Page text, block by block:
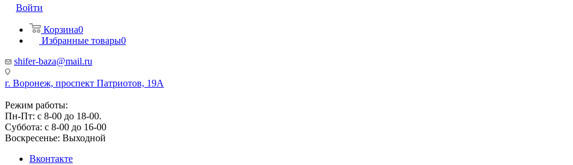
Войти
Корзина0
Избранные товары0
shifer-baza@mail.ru
г. Воронеж, проспект Патриотов, 19А
Режим работы:
Пн-Пт: с 8-00 до 18-00.
Суббота: с 8-00 до 16-00
Воскресенье: Выходной
Вконтакте